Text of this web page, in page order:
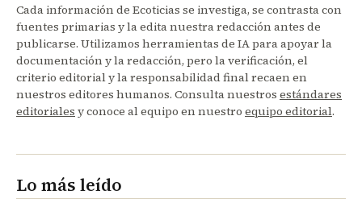
Cada información de Ecoticias se investiga, se contrasta con
fuentes primarias y la edita nuestra redacción antes de
publicarse. Utilizamos herramientas de IA para apoyar la
documentación y la redacción, pero la verificación, el
criterio editorial y la responsabilidad final recaen en
nuestros editores humanos. Consulta nuestros estándares
editoriales y conoce al equipo en nuestro equipo editorial.
Lo más leído